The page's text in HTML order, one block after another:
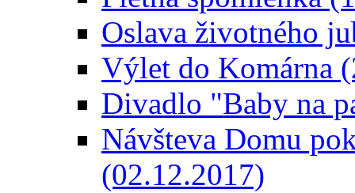
Oslava životného
Výlet do Komárna
Divadlo "Baby na
Návšteva Domu
(02.12.2017)